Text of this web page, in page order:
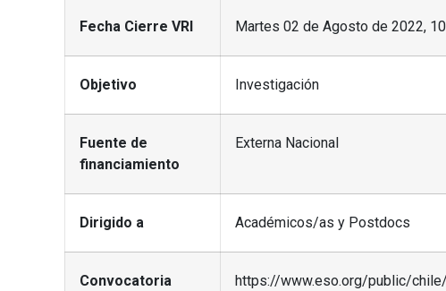
Fecha Cierre VRI Martes 02 de Agosto de 2022,
Objetivo Investigación
Fuente de
financiamiento
Externa Nacional
Dirigido a Académicos/as y Postdocs
Convocatoria https://www.eso.org/public/